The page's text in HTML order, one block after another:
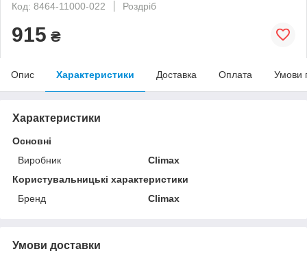
Код: 8464-11000-022
Роздріб
915 ₴
Опис Характеристики Доставка Оплата Умови
Характеристики
Основні
Виробник
Climax
Користувальницькі характеристики
Бренд
Climax
Умови доставки